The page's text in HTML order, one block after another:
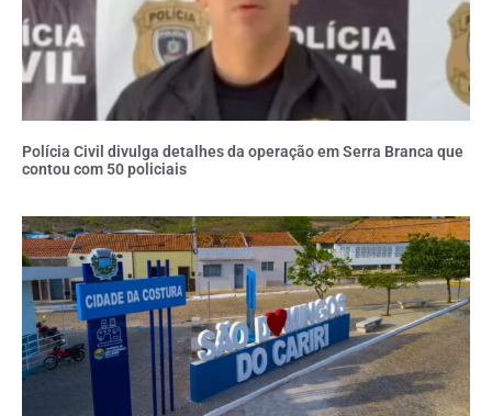
Polícia Civil divulga detalhes da operação em Serra Branca que
contou com 50 policiais